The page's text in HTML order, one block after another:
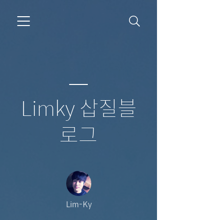
Limky 삽질블
로그
Lim-Ky